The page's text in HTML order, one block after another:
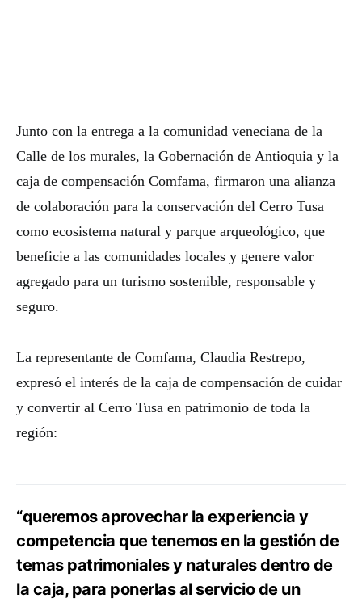
Junto con la entrega a la comunidad veneciana de la
Calle de los murales, la Gobernación de Antioquia y la
caja de compensación Comfama, firmaron una alianza
de colaboración para la conservación del Cerro Tusa
como ecosistema natural y parque arqueológico, que
beneficie a las comunidades locales y genere valor
agregado para un turismo sostenible, responsable y
seguro.
La representante de Comfama, Claudia Restrepo,
expresó el interés de la caja de compensación de cuidar
y convertir al Cerro Tusa en patrimonio de toda la
región:
“queremos aprovechar la experiencia y
competencia que tenemos en la gestión de
temas patrimoniales y naturales dentro de
la caja, para ponerlas al servicio de un